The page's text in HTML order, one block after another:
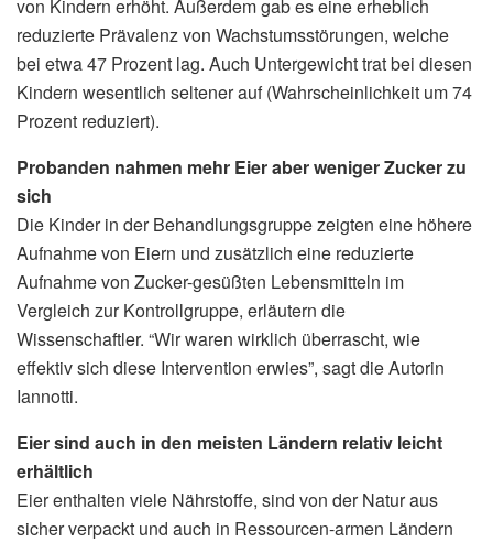
von Kindern erhöht. Außerdem gab es eine erheblich
reduzierte Prävalenz von Wachstumsstörungen, welche
bei etwa 47 Prozent lag. Auch Untergewicht trat bei diesen
Kindern wesentlich seltener auf (Wahrscheinlichkeit um 74
Prozent reduziert).
Probanden nahmen mehr Eier aber weniger Zucker zu
sich
Die Kinder in der Behandlungsgruppe zeigten eine höhere
Aufnahme von Eiern und zusätzlich eine reduzierte
Aufnahme von Zucker-gesüßten Lebensmitteln im
Vergleich zur Kontrollgruppe, erläutern die
Wissenschaftler. “Wir waren wirklich überrascht, wie
effektiv sich diese Intervention erwies”, sagt die Autorin
Iannotti.
Eier sind auch in den meisten Ländern relativ leicht
erhältlich
Eier enthalten viele Nährstoffe, sind von der Natur aus
sicher verpackt und auch in Ressourcen-armen Ländern